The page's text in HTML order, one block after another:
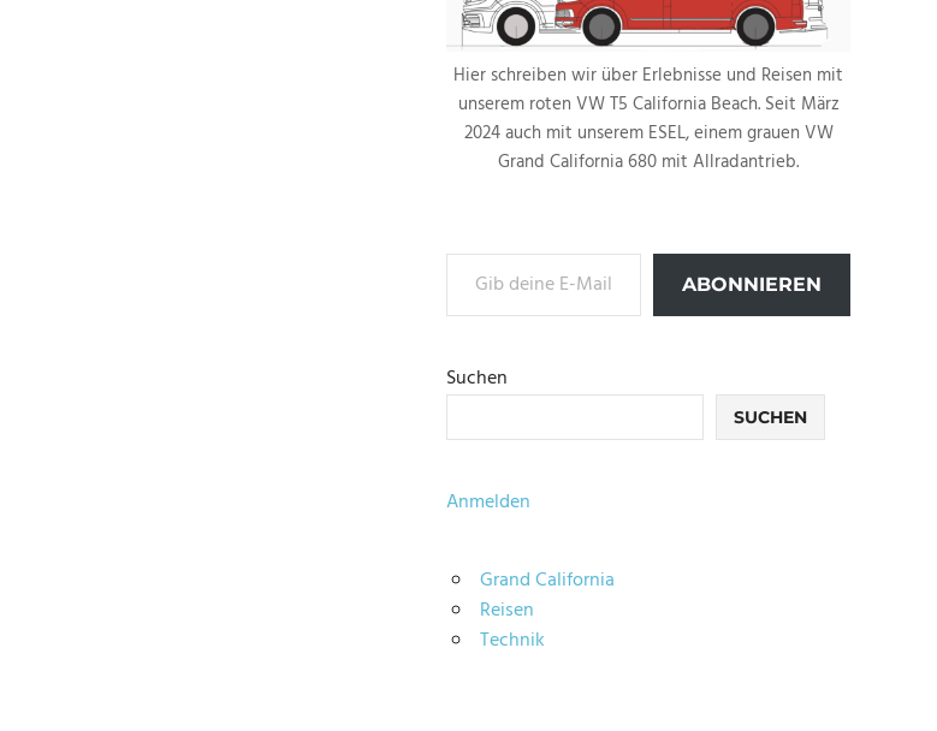
Hier schreiben wir über Erlebnisse und Reisen mit
unserem roten VW T5 California Beach. Seit März
2024 auch mit unserem ESEL, einem grauen VW
Grand California 680 mit Allradantrieb.
Gib deine E-Mail-Adresse ein ...
ABONNIEREN
Suchen
SUCHEN
Anmelden
Grand California
Reisen
Technik